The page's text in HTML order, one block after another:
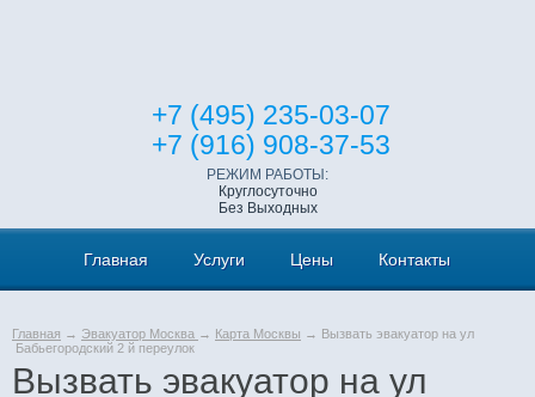
+7 (495) 235-03-07
+7 (916) 908-37-53
РЕЖИМ РАБОТЫ:
Круглосуточно
Без Выходных
Главная Услуги Цены Контакты
Главная → Эвакуатор Москва → Карта Москвы → Вызвать эвакуатор на ул
Бабьегородский 2 й переулок
Вызвать эвакуатор на ул